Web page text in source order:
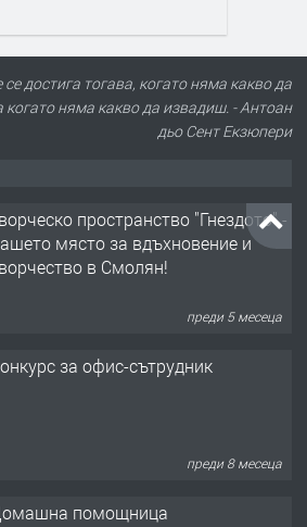
достига тогава, когато няма какво да
когато няма какво да извадиш. - Антоан
дьо Сент Екзюпери
пространство "Гнездото" -
място за вдъхновение и
в Смолян!
преди 5 месеца
за офис-сътрудник
преди 8 месеца
помощница